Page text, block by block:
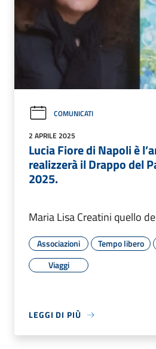
COMUNICATI
2 APRILE 2025
Lucia Fiore di Napoli è
realizzerà il Drappo del
2025.
Maria Lisa Creatini quello
Associazioni Tempo libero
Viaggi
LEGGI DI PIÙ